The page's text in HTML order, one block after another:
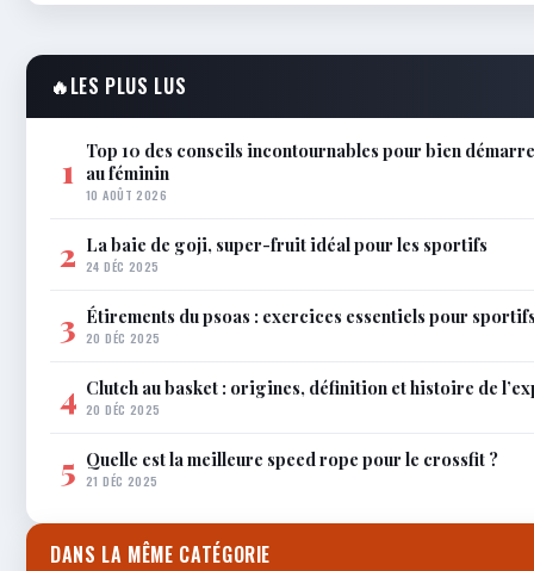
🔥LES PLUS LUS
1 Top 10 des conseils incontournables pour bien
au féminin
10 AOÛT 2026
2 La baie de goji, super-fruit idéal pour les sportifs
24 DÉC 2025
3 Étirements du psoas : exercices essentiels pour
20 DÉC 2025
4 Clutch au basket : origines, définition et histoire de
20 DÉC 2025
5 Quelle est la meilleure speed rope pour le crossfit ?
21 DÉC 2025
DANS LA MÊME CATÉGORIE